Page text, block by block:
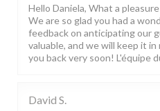
Hello Daniela, What a
We are so glad you had a
feedback on anticipating our
valuable, and we will keep it
you back very soon! L'équipe
David S